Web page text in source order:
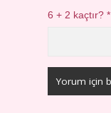
6 + 2 kaçtır?*